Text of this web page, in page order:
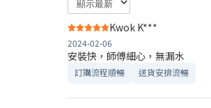
Kwok K***
2024-02-06
安裝快，師傅細心，無漏水
訂購流程順暢 送貨安排流暢